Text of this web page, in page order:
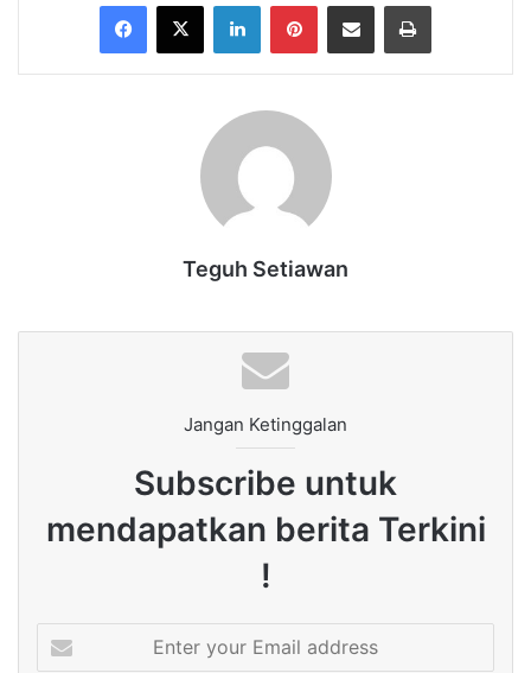
Facebook
X LinkedInPinterestShare via Email Print
Teguh Setiawan
Jangan Ketinggalan
Subscribe untuk
mendapatkan berita Terkini
!
your